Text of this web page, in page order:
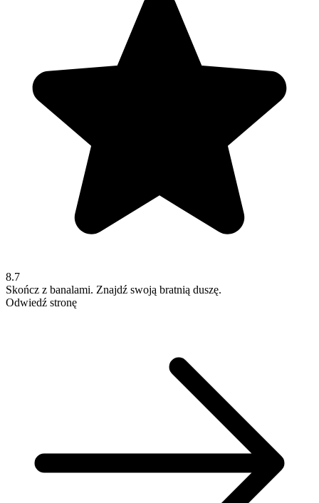
8.7
Skończ z banalami. Znajdź swoją bratnią duszę.
Odwiedź stronę